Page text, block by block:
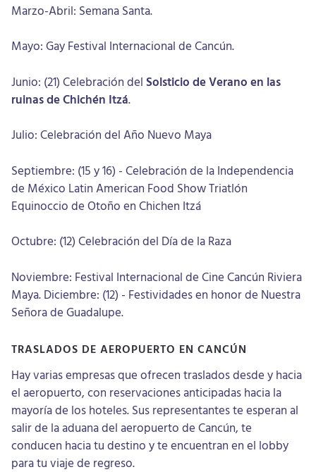
Marzo-Abril: Semana Santa.
Mayo: Gay Festival Internacional de Cancún.
Junio: (21) Celebración del Solsticio de Verano en las
ruinas de Chichén Itzá.
Julio: Celebración del Año Nuevo Maya
Septiembre: (15 y 16) - Celebración de la Independencia
de México Latin American Food Show Triatlón
Equinoccio de Otoño en Chichen Itzá
Octubre: (12) Celebración del Día de la Raza
Noviembre: Festival Internacional de Cine Cancún Riviera
Maya. Diciembre: (12) - Festividades en honor de Nuestra
Señora de Guadalupe.
TRASLADOS DE AEROPUERTO EN CANCÚN
Hay varias empresas que ofrecen traslados desde y hacia
el aeropuerto, con reservaciones anticipadas hacia la
mayoría de los hoteles. Sus representantes te esperan al
salir de la aduana del aeropuerto de Cancún, te
conducen hacia tu destino y te encuentran en el lobby
para tu viaje de regreso.